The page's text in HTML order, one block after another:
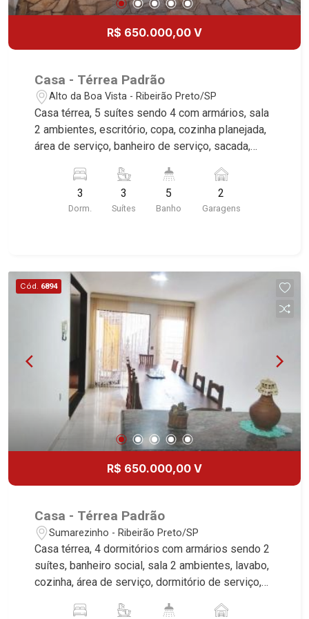
R$ 650.000,00 V
Casa - Térrea Padrão
Alto da Boa Vista - Ribeirão Preto/SP
Casa térrea, 5 suítes sendo 4 com armários, sala
2 ambientes, escritório, copa, cozinha planejada,
área de serviço, banheiro de serviço, sacada,
vagas, excelente localização, próximo a Avenida
Professor João Fiúsa.
3
Dorm.
3
Suítes
5
Banho
2
Garagens
Cód. 6894
R$ 650.000,00 V
Casa - Térrea Padrão
Sumarezinho - Ribeirão Preto/SP
Casa térrea, 4 dormitórios com armários sendo 2
suítes, banheiro social, sala 2 ambientes, lavabo,
cozinha, área de serviço, dormitório de serviço,
vestiário, corredor lateral, aquecedor solar, 4